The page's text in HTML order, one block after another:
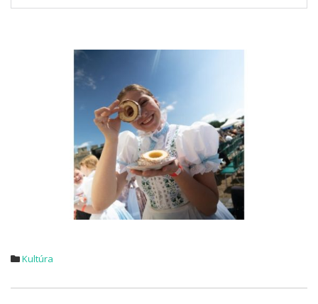
Kultúra